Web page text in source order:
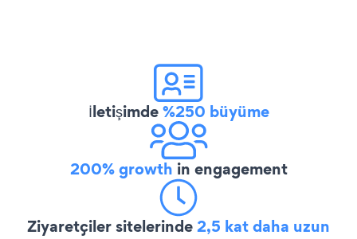
İletişimde%250 büyüme
200% growth in engagement
Ziyaretçiler sitelerinde2,5 kat daha uzun